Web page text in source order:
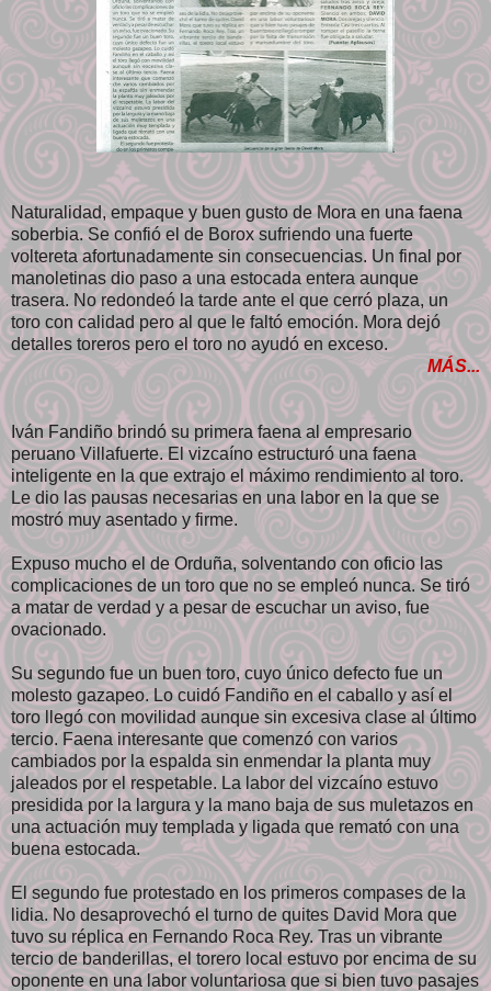
Naturalidad, empaque y buen gusto de Mora en una faena
soberbia. Se confió el de Borox sufriendo una fuerte
voltereta afortunadamente sin consecuencias. Un final por
manoletinas dio paso a una estocada entera aunque
trasera. No redondeó la tarde ante el que cerró plaza, un
toro con calidad pero al que le faltó emoción. Mora dejó
detalles toreros pero el toro no ayudó en exceso.
MÁS...
Iván Fandiño brindó su primera faena al empresario
peruano Villafuerte. El vizcaíno estructuró una faena
inteligente en la que extrajo el máximo rendimiento al toro.
Le dio las pausas necesarias en una labor en la que se
mostró muy asentado y firme.
Expuso mucho el de Orduña, solventando con oficio las
complicaciones de un toro que no se empleó nunca. Se tiró
a matar de verdad y a pesar de escuchar un aviso, fue
ovacionado.
Su segundo fue un buen toro, cuyo único defecto fue un
molesto gazapeo. Lo cuidó Fandiño en el caballo y así el
toro llegó con movilidad aunque sin excesiva clase al último
tercio. Faena interesante que comenzó con varios
cambiados por la espalda sin enmendar la planta muy
jaleados por el respetable. La labor del vizcaíno estuvo
presidida por la largura y la mano baja de sus muletazos en
una actuación muy templada y ligada que remató con una
buena estocada.
El segundo fue protestado en los primeros compases de la
lidia. No desaprovechó el turno de quites David Mora que
tuvo su réplica en Fernando Roca Rey. Tras un vibrante
tercio de banderillas, el torero local estuvo por encima de su
oponente en una labor voluntariosa que si bien tuvo pasajes